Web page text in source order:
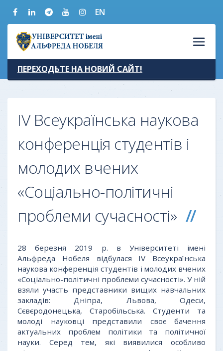
EN
ПЕРЕХОДЬТЕ НА НОВИЙ САЙТ!
IV Всеукраїнська наукова
конференція студентів і
молодих вчених
«Соціально-політичні
проблеми сучасності»
28 березня 2019 р. в Університеті імені
Альфреда Нобеля відбулася IV Всеукраїнська
наукова конференція студентів і молодих вчених
«Соціально-політичні проблеми сучасності». У ній
взяли участь представники вищих навчальних
закладів: Дніпра, Львова, Одеси,
Сєвєродонецька, Старобільська. Студенти та
молоді науковці представили своє бачення
актуальних проблем політики та політичної
науки. Серед тем, які виявилися особливо